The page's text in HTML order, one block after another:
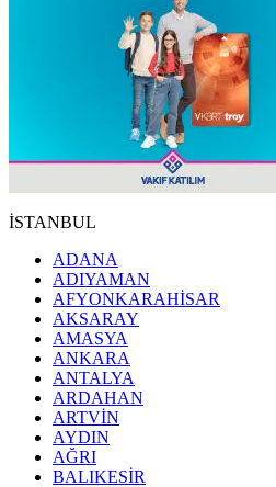
İSTANBUL
ADANA
ADIYAMAN
AFYONKARAHİSAR
AKSARAY
AMASYA
ANKARA
ANTALYA
ARDAHAN
ARTVİN
AYDIN
AĞRI
BALIKESİR